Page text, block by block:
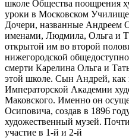
школе Общества поощрения
уроки в Московском
Дочери, названные Андреем
именами, Людмила, Ольга и
открытой им во второй
нижегородской
смерти Карелина Ольга и
этой школе. Сын Андрей, как
Императорской Академии
Маковского. Именно он
Осиповича, создав в 1896
художественный музей.
участие в 1-й и 2-й